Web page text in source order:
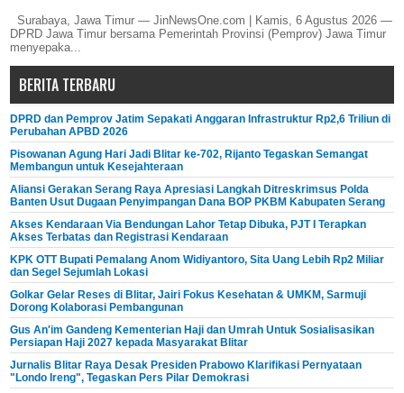
Surabaya, Jawa Timur — JinNewsOne.com | Kamis, 6 Agustus 2026 —
DPRD Jawa Timur bersama Pemerintah Provinsi (Pemprov) Jawa Timur
menyepaka...
BERITA TERBARU
DPRD dan Pemprov Jatim Sepakati Anggaran Infrastruktur Rp2,6 Triliun di
Perubahan APBD 2026
Pisowanan Agung Hari Jadi Blitar ke-702, Rijanto Tegaskan Semangat
Membangun untuk Kesejahteraan
Aliansi Gerakan Serang Raya Apresiasi Langkah Ditreskrimsus Polda
Banten Usut Dugaan Penyimpangan Dana BOP PKBM Kabupaten Serang
Akses Kendaraan Via Bendungan Lahor Tetap Dibuka, PJT I Terapkan
Akses Terbatas dan Registrasi Kendaraan
KPK OTT Bupati Pemalang Anom Widiyantoro, Sita Uang Lebih Rp2 Miliar
dan Segel Sejumlah Lokasi
Golkar Gelar Reses di Blitar, Jairi Fokus Kesehatan & UMKM, Sarmuji
Dorong Kolaborasi Pembangunan
Gus An'im Gandeng Kementerian Haji dan Umrah Untuk Sosialisasikan
Persiapan Haji 2027 kepada Masyarakat Blitar
Jurnalis Blitar Raya Desak Presiden Prabowo Klarifikasi Pernyataan
"Londo Ireng", Tegaskan Pers Pilar Demokrasi